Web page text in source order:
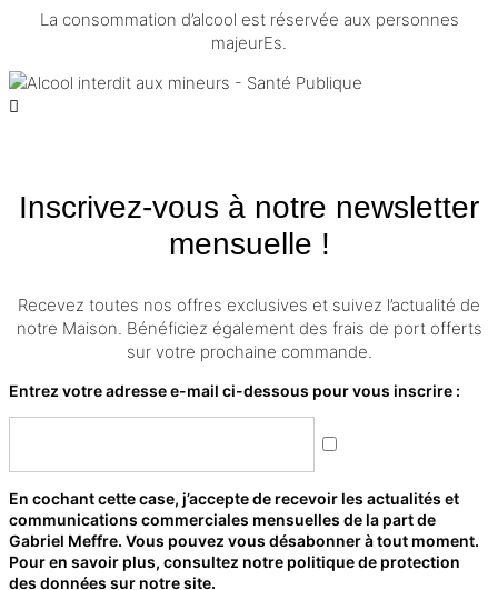
La consommation d’alcool est réservée aux personnes
majeurEs.
Inscrivez-vous à notre newsletter
mensuelle !
Recevez toutes nos offres exclusives et suivez l’actualité de
notre Maison. Bénéficiez également des frais de port offerts
sur votre prochaine commande.
Entrez votre adresse e-mail ci-dessous pour vous inscrire :
En cochant cette case, j’accepte de recevoir les actualités et
communications commerciales mensuelles de la part de
Gabriel Meffre. Vous pouvez vous désabonner à tout moment.
Pour en savoir plus, consultez notre politique de protection
des données sur notre site.